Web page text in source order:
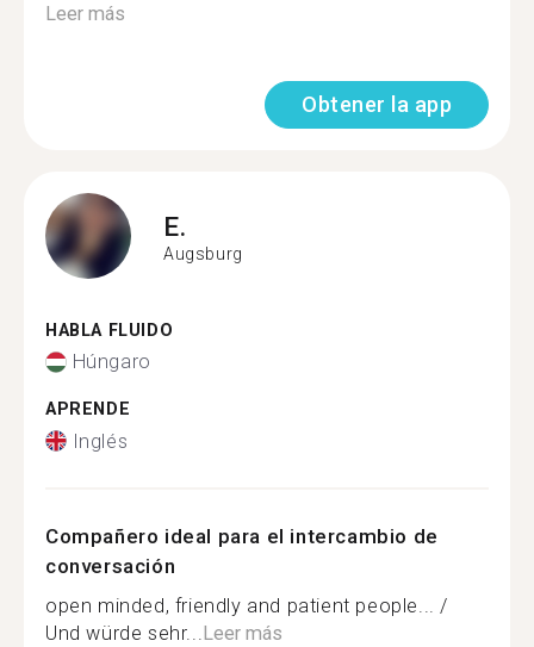
Leer más
Obtener la app
E.
Augsburg
HABLA FLUIDO
Húngaro
APRENDE
Inglés
Compañero ideal para el intercambio de
conversación
open minded, friendly and patient people... /
Und würde sehr... Leer más